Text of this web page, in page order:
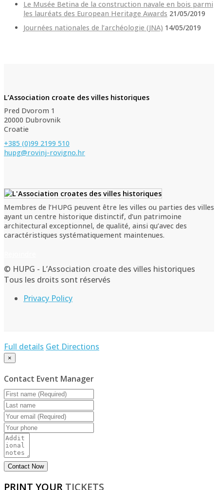
Le Musée Betina de la construction navale en bois parmi
les lauréats des European Heritage Awards 21/05/2019
Journées nationales de l’archéologie (JNA) 14/05/2019
L’Association croate des villes historiques
Pred Dvorom 1
20000 Dubrovnik
Croatie
+385 (0)99 2199 510
hupg@rovinj-rovigno.hr
Membres de l’HUPG peuvent être les villes ou parties des villes
ayant un centre historique distinctif, d’un patrimoine
architectural exceptionnel, de qualité, ainsi qu’avec des
caractéristiques systématiquement maintenues.
© HUPG - L’Association croate des villes historiques
Tous les droits sont réservés
Privacy Policy
Full details Get Directions
×
Contact Event Manager
PRINT YOUR TICKETS